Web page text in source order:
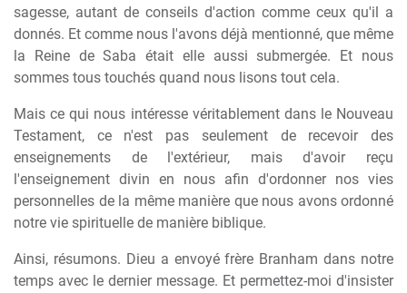
sagesse, autant de conseils d'action comme ceux qu'il a
donnés. Et comme nous l'avons déjà mentionné, que même
la Reine de Saba était elle aussi submergée. Et nous
sommes tous touchés quand nous lisons tout cela.
Mais ce qui nous intéresse véritablement dans le Nouveau
Testament, ce n'est pas seulement de recevoir des
enseignements de l'extérieur, mais d'avoir reçu
l'enseignement divin en nous afin d'ordonner nos vies
personnelles de la même manière que nous avons ordonné
notre vie spirituelle de manière biblique.
Ainsi, résumons. Dieu a envoyé frère Branham dans notre
temps avec le dernier message. Et permettez-moi d'insister